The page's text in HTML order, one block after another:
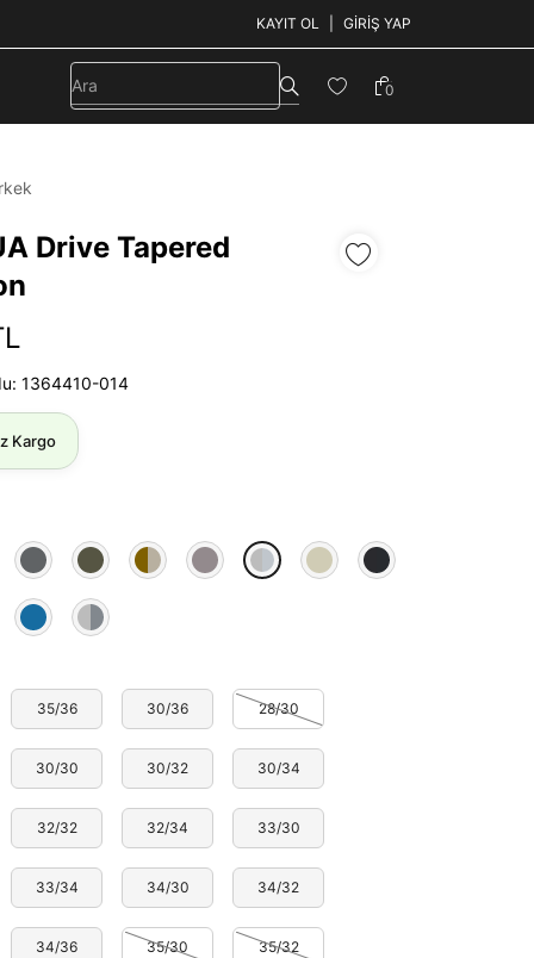
KAYIT OL GIRIŞ YAP
0
Drive Tapered
1364410-014
Kargo
35/36 30/36 28/30
30/30 30/32 30/34
32/32 32/34 33/30
33/34 34/30 34/32
34/36 35/30 35/32